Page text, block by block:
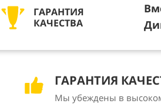
ГАРАНТИЯ
КАЧЕСТВА
ГАРАНТИЯ
Мы убеждены в